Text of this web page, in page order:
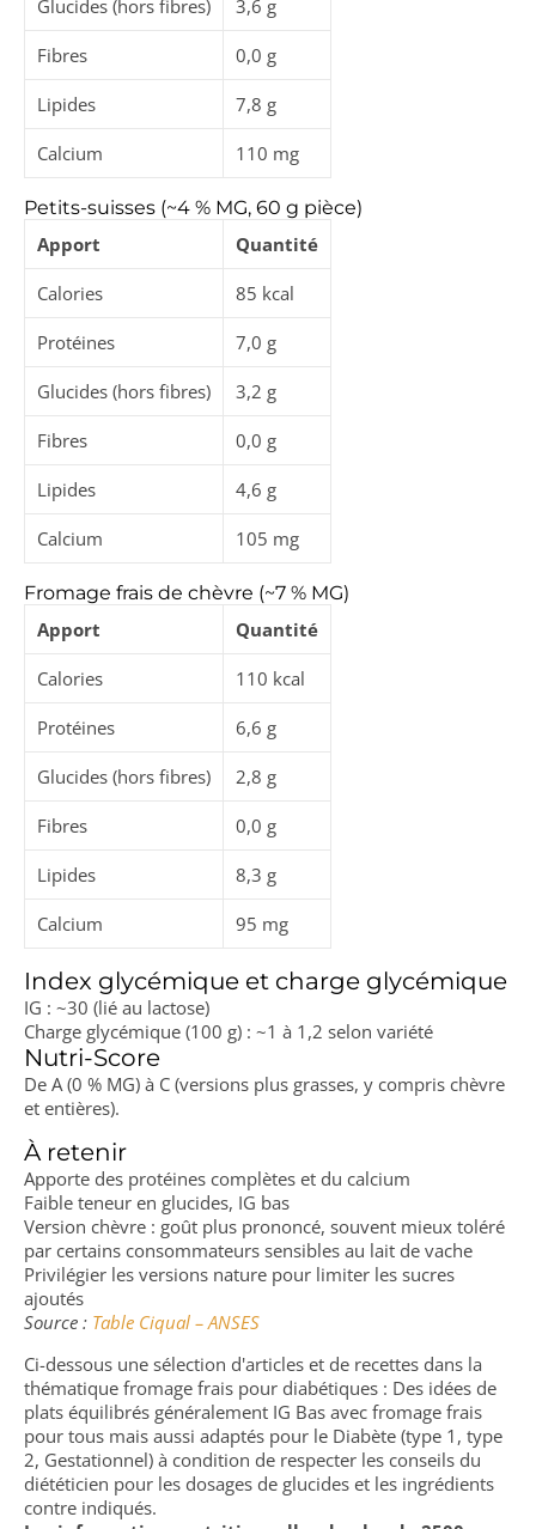
Glucides (hors fibres) 3,6 g
Fibres 0,0 g
Lipides 7,8 g
Calcium 110 mg
Petits-suisses (~4 % MG, 60 g pièce)
Apport Quantité
Calories 85 kcal
Protéines 7,0 g
Glucides (hors fibres) 3,2 g
Fibres 0,0 g
Lipides 4,6 g
Calcium 105 mg
Fromage frais de chèvre (~7 % MG)
Apport Quantité
Calories 110 kcal
Protéines 6,6 g
Glucides (hors fibres) 2,8 g
Fibres 0,0 g
Lipides 8,3 g
Calcium 95 mg
Index glycémique et charge glycémique
IG : ~30 (lié au lactose)
Charge glycémique (100 g) : ~1 à 1,2 selon variété
Nutri-Score
De A (0 % MG) à C (versions plus grasses, y compris chèvre
et entières).
À retenir
Apporte des protéines complètes et du calcium
Faible teneur en glucides, IG bas
Version chèvre : goût plus prononcé, souvent mieux toléré
par certains consommateurs sensibles au lait de vache
Privilégier les versions nature pour limiter les sucres
ajoutés
Source : Table Ciqual – ANSES
Ci-dessous une sélection d'articles et de recettes dans la
thématique fromage frais pour diabétiques : Des idées de
plats équilibrés généralement IG Bas avec fromage frais
pour tous mais aussi adaptés pour le Diabète (type 1, type
2, Gestationnel) à condition de respecter les conseils du
diététicien pour les dosages de glucides et les ingrédients
contre indiqués.